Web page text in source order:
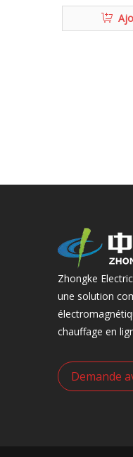
Zhongke
une solution
chauffage en
Demande